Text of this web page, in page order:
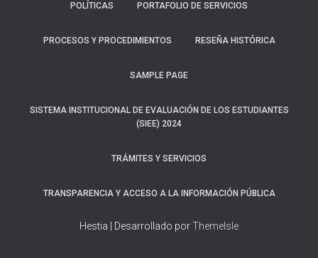
POLÍTICAS PORTAFOLIO DE SERVICIOS
PROCESOS Y PROCEDIMIENTOS RESEÑA HISTÓRICA
SAMPLE PAGE
SISTEMA INSTITUCIONAL DE EVALUACIÓN DE LOS ESTUDIANTES
(SIEE) 2024
TRÁMITES Y SERVICIOS
TRANSPARENCIA Y ACCESO A LA INFORMACIÓN PÚBLICA
Hestia | Desarrollado porThemeIsle